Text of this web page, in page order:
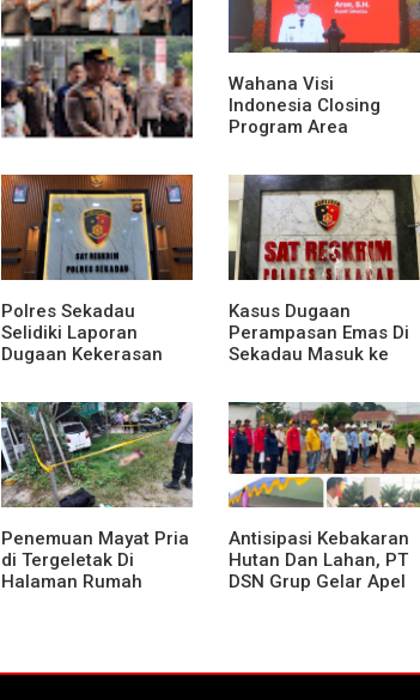
Kunker Perdana ke
Entikong, Kapolres
Sanggau: Keamanan
Perbatasan Tanggung
Jawab Bersama
Wahana Visi
Indonesia Closing
Program Area
Polres Sekadau
Selidiki Laporan
Dugaan Kekerasan
Anak Dibawah Umur
Kasus Dugaan
Perampasan Emas Di
Sekadau Masuk ke
Penemuan Mayat Pria
di Tergeletak Di
Halaman Rumah
Antisipasi Kebakaran
Hutan Dan Lahan, PT
DSN Grup Gelar Apel